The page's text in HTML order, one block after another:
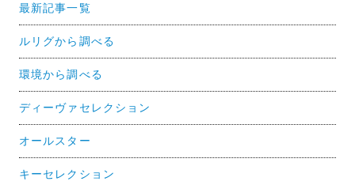
最新記事一覧
ルリグから調べる
環境から調べる
ディーヴァセレクション
オールスター
キーセレクション